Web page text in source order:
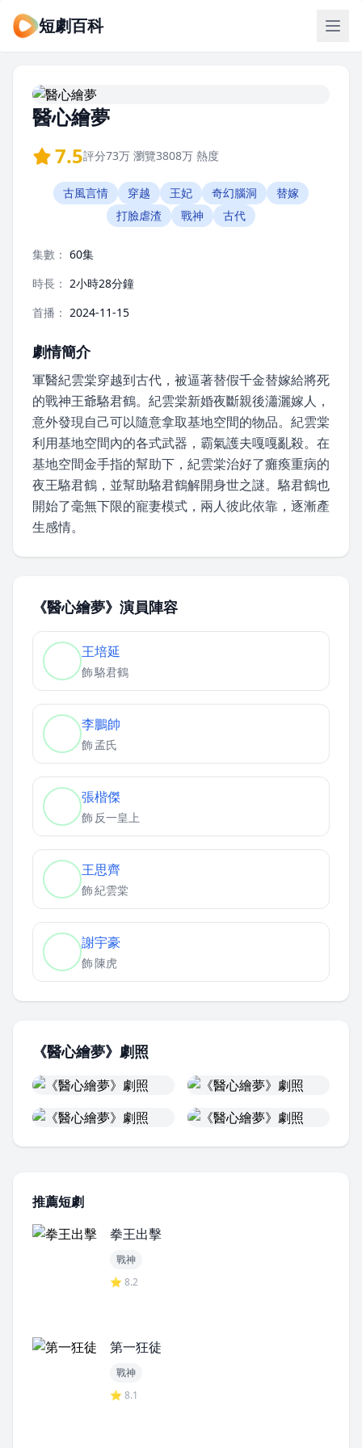
短劇百科
醫心繪夢
7.5評分73万 瀏覽3808万 熱度
古風言情 穿越 王妃 奇幻腦洞
替嫁
打臉虐渣
戰神 古代
集數： 60集
時長： 2小時28分鐘
首播： 2024-11-15
劇情簡介
軍醫紀雲棠穿越到古代，被逼著替假千金替嫁給將死
的戰神王爺駱君鶴。紀雲棠新婚夜斷親後瀟灑嫁人，
意外發現自己可以隨意拿取基地空間的物品。紀雲棠
利用基地空間內的各式武器，霸氣護夫嘎嘎亂殺。在
基地空間金手指的幫助下，紀雲棠治好了癱瘓重病的
夜王駱君鶴，並幫助駱君鶴解開身世之謎。駱君鶴也
開始了毫無下限的寵妻模式，兩人彼此依靠，逐漸產
生感情。
《醫心繪夢》演員陣容
王培延
飾駱君鶴
李鵬帥
飾孟氏
張楷傑
飾反一皇上
王思齊
飾紀雲棠
謝宇豪
飾陳虎
《醫心繪夢》劇照
推薦短劇
拳王出擊
戰神
⭐ 8.2
第一狂徒
戰神
⭐ 8.1